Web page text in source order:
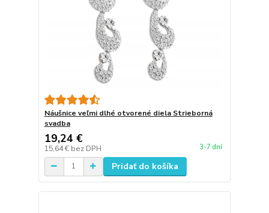
Náušnice veľmi dlhé otvorené diela Strieborná
svadba
19,24 €
15,64 € bez DPH 3-7 dní
Pridať do košíka